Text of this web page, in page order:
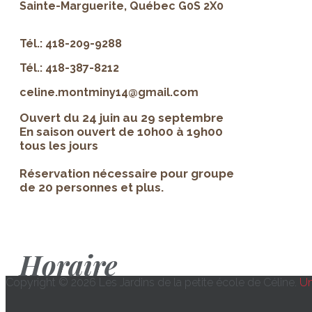
Sainte-Marguerite, Québec G0S 2X0
Tél.: 418-209-9288
Tél.: 418-387-8212
celine.montminy14@gmail.com
Ouvert du 24 juin au 29 septembre
En saison ouvert de 10h00 à 19h00
tous les jours
Réservation nécessaire pour groupe
de 20 personnes et plus.
Horaire
Copyright © 2026 Les Jardins de la petite école de Céline.